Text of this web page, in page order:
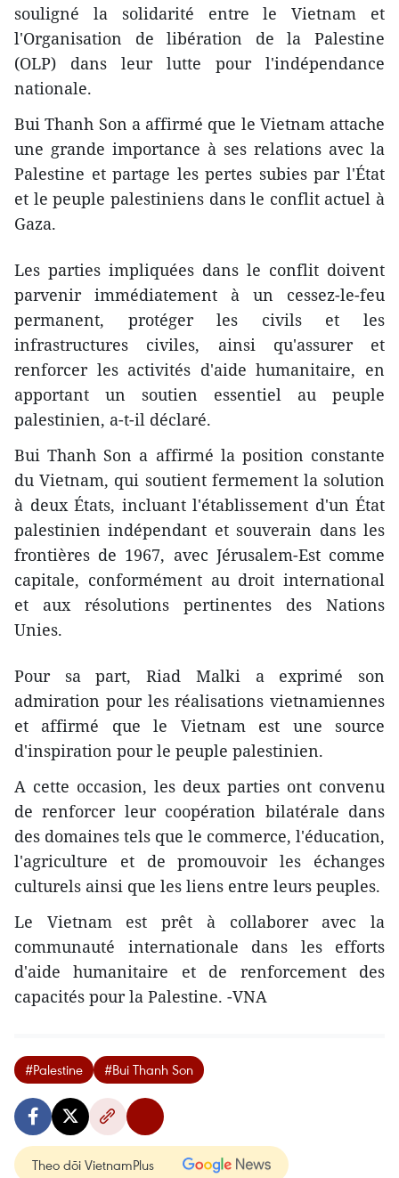
souligné la solidarité entre le Vietnam et
l'Organisation de libération de la Palestine
(OLP) dans leur lutte pour l'indépendance
nationale.
Bui Thanh Son a affirmé que le Vietnam attache
une grande importance à ses relations avec la
Palestine et partage les pertes subies par l'État
et le peuple palestiniens dans le conflit actuel à
Gaza.
Les parties impliquées dans le conflit doivent
parvenir immédiatement à un cessez-le-feu
permanent, protéger les civils et les
infrastructures civiles, ainsi qu'assurer et
renforcer les activités d'aide humanitaire, en
apportant un soutien essentiel au peuple
palestinien, a-t-il déclaré.
Bui Thanh Son a affirmé la position constante
du Vietnam, qui soutient fermement la solution
à deux États, incluant l'établissement d'un État
palestinien indépendant et souverain dans les
frontières de 1967, avec Jérusalem-Est comme
capitale, conformément au droit international
et aux résolutions pertinentes des Nations
Unies.
Pour sa part, Riad Malki a exprimé son
admiration pour les réalisations vietnamiennes
et affirmé que le Vietnam est une source
d'inspiration pour le peuple palestinien.
A cette occasion, les deux parties ont convenu
de renforcer leur coopération bilatérale dans
des domaines tels que le commerce, l'éducation,
l'agriculture et de promouvoir les échanges
culturels ainsi que les liens entre leurs peuples.
Le Vietnam est prêt à collaborer avec la
communauté internationale dans les efforts
d'aide humanitaire et de renforcement des
capacités pour la Palestine. -VNA
#Palestine #Bui Thanh Son
Theo dõi VietnamPlus